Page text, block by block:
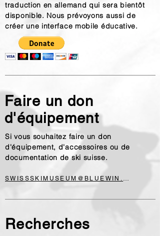
traduction en allemand qui sera bientôt
disponible. Nous prévoyons aussi de
créer une interface mobile éducative.
Faire un don
d'équipement
Si vous souhaitez faire un don
d'équipement, d'accessoires ou de
documentation de ski suisse.
SWISSSKIMUSEUM@BLUEWIN.CH
Recherches